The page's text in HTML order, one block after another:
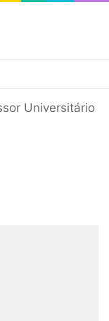
Universitário